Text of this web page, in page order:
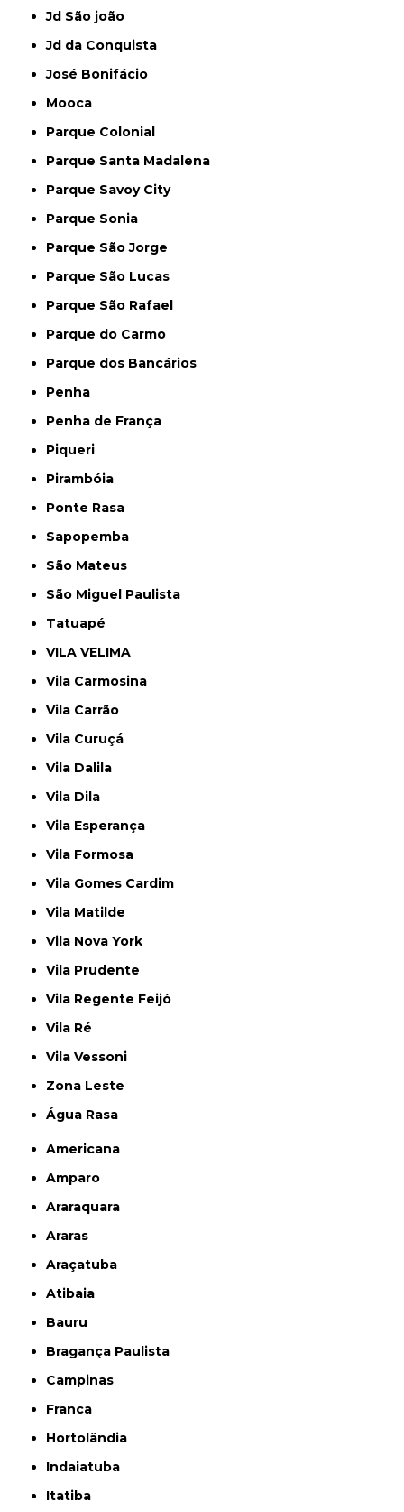
Jd São joão
Jd da Conquista
José Bonifácio
Mooca
Parque Colonial
Parque Santa Madalena
Parque Savoy City
Parque Sonia
Parque São Jorge
Parque São Lucas
Parque São Rafael
Parque do Carmo
Parque dos Bancários
Penha
Penha de França
Piqueri
Pirambóia
Ponte Rasa
Sapopemba
São Mateus
São Miguel Paulista
Tatuapé
VILA VELIMA
Vila Carmosina
Vila Carrão
Vila Curuçá
Vila Dalila
Vila Dila
Vila Esperança
Vila Formosa
Vila Gomes Cardim
Vila Matilde
Vila Nova York
Vila Prudente
Vila Regente Feijó
Vila Ré
Vila Vessoni
Zona Leste
Água Rasa
Americana
Amparo
Araraquara
Araras
Araçatuba
Atibaia
Bauru
Bragança Paulista
Campinas
Franca
Hortolândia
Indaiatuba
Itatiba